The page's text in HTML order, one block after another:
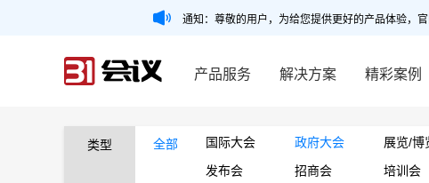
通知：尊敬的用户，为给您提供更好的产品体验，
产品服务 解决方案 精彩案例
类型 全部 国际大会 政府大会 展览/博
发布会
招商会 培训会